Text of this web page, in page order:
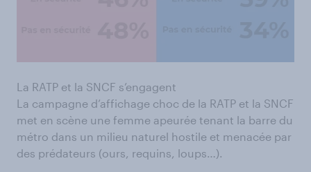
La RATP et la SNCF s’engagent
La campagne d’affichage choc de la RATP et la SNCF
met en scène une femme apeurée tenant la barre du
métro dans un milieu naturel hostile et menacée par
des prédateurs (ours, requins, loups…).